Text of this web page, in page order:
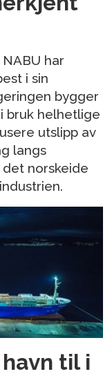
har
i sin
bygger
bruk helhetlige
utslipp av
langs
norskeide
til i